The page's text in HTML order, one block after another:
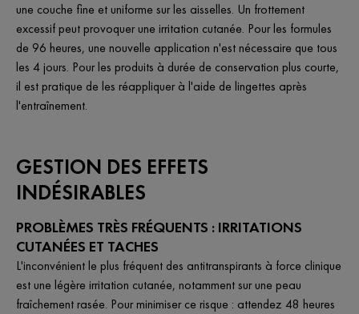
une couche fine et uniforme sur les aisselles. Un frottement
excessif peut provoquer une irritation cutanée. Pour les formules
de 96 heures, une nouvelle application n'est nécessaire que tous
les 4 jours. Pour les produits à durée de conservation plus courte,
il est pratique de les réappliquer à l'aide de lingettes après
l'entraînement.
GESTION DES EFFETS
INDÉSIRABLES
PROBLÈMES TRÈS FRÉQUENTS : IRRITATIONS
CUTANÉES ET TACHES
L'inconvénient le plus fréquent des antitranspirants à force clinique
est une légère irritation cutanée, notamment sur une peau
fraîchement rasée. Pour minimiser ce risque : attendez 48 heures